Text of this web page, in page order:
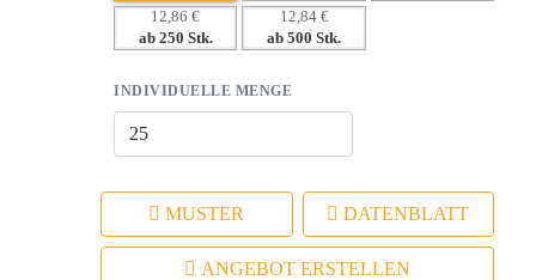
– Emotionale Bindung durch praktischen Nutzen.
– Exquisites Design unterstreicht Ihre Markenidentität.
Markenbotschaften.
12,86 €
ab 250 Stk.
12,84 €
ab 500 Stk.
INDIVIDUELLE MENGE
MUSTER DATENBLATT
ANGEBOT ERSTELLEN